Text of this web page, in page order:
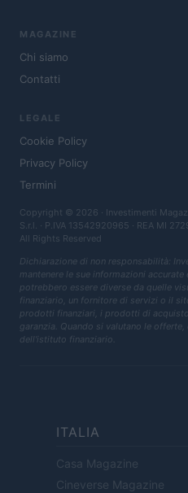
MAGAZINE
Chi siamo
Contatti
LEGALE
Cookie Policy
Privacy Policy
Termini
Copyright © 2026 · Investimenti
S.r.l. · P.IVA 13542920965 · REA MI
All Rights Reserved
Dichiarazione di non responsabilità:
mantenere le sue informazioni
potrebbero essere diverse da quelle
finanziario, un fornitore di servizi o il
prodotti finanziari, i prodotti di
garanzia. Quando si valutano le
dell'istituto finanziario.
ITALIA
Casa Magazine
Cineverse Magazine